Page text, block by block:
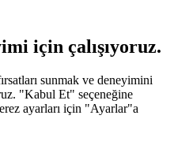
için çalışıyoruz.
sunmak ve deneyimini
"Kabul Et" seçeneğine
ayarları için "Ayarlar"a